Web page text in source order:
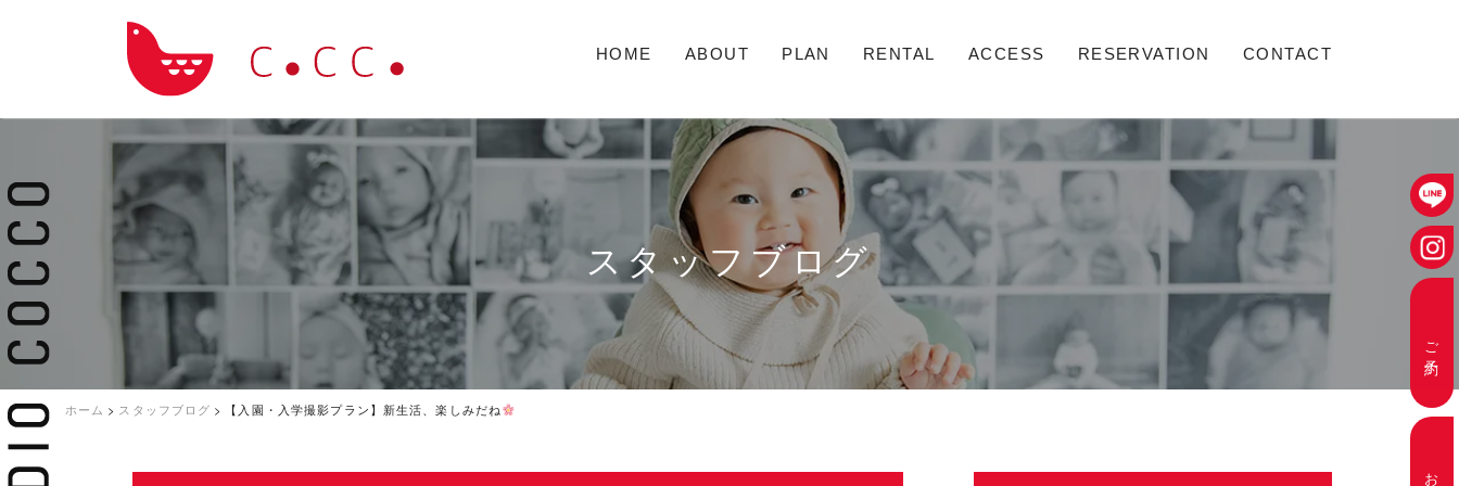
HOME ABOUT PLAN RENTAL ACCESS RESERVATION CONTACT
スタッフブログ
ホーム > スタッフブログ > 【入園・入学撮影プラン】新生活、楽しみだね
ご予約